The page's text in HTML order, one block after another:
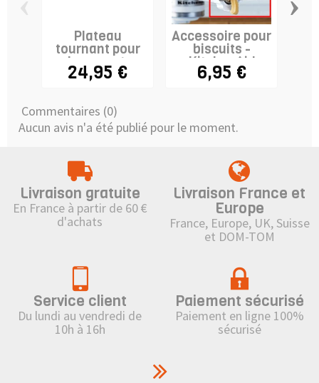
Plateau
tournant pour
glaçage et...
24,95 €
Accessoire pour
biscuits -
KitchenAid
6,95 €
Commentaires (0)
Aucun avis n'a été publié pour le moment.
Livraison gratuite
En France à partir de 60 €
d'achats
Livraison France et
Europe
France, Europe, UK, Suisse
et DOM-TOM
Service client
Du lundi au vendredi de
10h à 16h
Paiement sécurisé
Paiement en ligne 100%
sécurisé